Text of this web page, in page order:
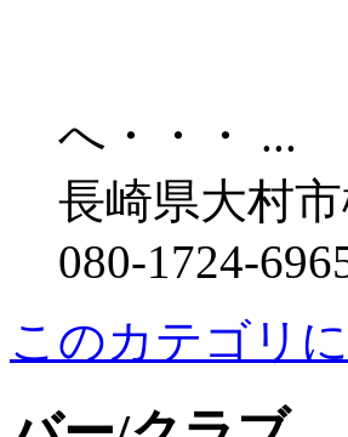
へ・・・ ...
長崎県大村
080-1724-
このカテゴリ